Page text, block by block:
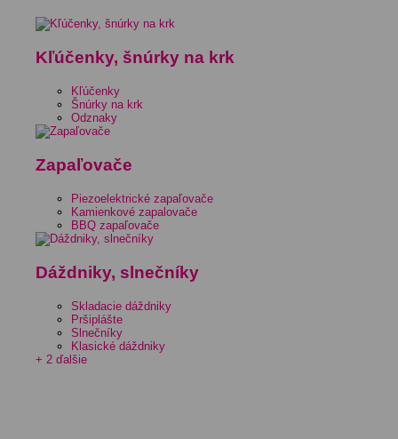
Kľúčenky, šnúrky na krk
Kľúčenky
Šnúrky na krk
Odznaky
Zapaľovače
Piezoelektrické zapaľovače
Kamienkové zapalovače
BBQ zapaľovače
Dáždniky, slnečníky
Skladacie dáždniky
Pršiplášte
Slnečníky
Klasické dáždniky
+ 2 ďalšie